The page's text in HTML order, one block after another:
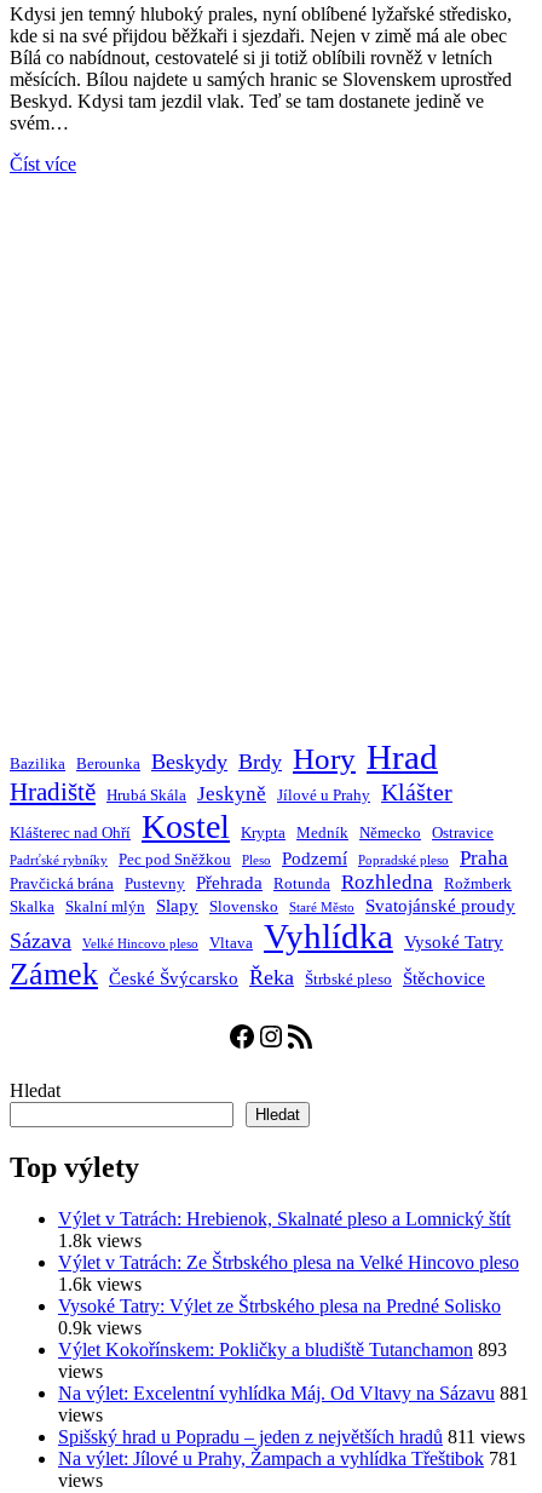
Kdysi jen temný hluboký prales, nyní oblíbené lyžařské středisko,
kde si na své přijdou běžkaři i sjezdaři. Nejen v zimě má ale obec
Bílá co nabídnout, cestovatelé si ji totiž oblíbili rovněž v letních
měsících. Bílou najdete u samých hranic se Slovenskem uprostřed
Beskyd. Kdysi tam jezdil vlak. Teď se tam dostanete jedině ve
svém…
Číst více
Bazilika Berounka Beskydy Brdy Hory Hrad
Hradiště Hrubá Skála Jeskyně Jílové u Prahy Klášter
Klášterec nad Ohří Kostel Krypta Medník Německo Ostravice
Padrťské rybníky Pec pod Sněžkou Pleso Podzemí Popradské pleso Praha
Pravčická brána Pustevny Přehrada Rotunda Rozhledna
Rožmberk
Skalka
Skalní mlýn Slapy Slovensko Staré Město Svatojánské proudy
Sázava Velké Hincovo pleso Vltava Vyhlídka Vysoké Tatry
Zámek České Švýcarsko Řeka Štrbské pleso Štěchovice
Facebook
Instagram
RSS zdroj
Hledat
Hledat
Top výlety
Výlet v Tatrách: Hrebienok, Skalnaté pleso a Lomnický štít
1.8k views
Výlet v Tatrách: Ze Štrbského plesa na Velké Hincovo pleso
1.6k views
Vysoké Tatry: Výlet ze Štrbského plesa na Predné Solisko
0.9k views
Výlet Kokořínskem: Pokličky a bludiště Tutanchamon 893
views
Na výlet: Excelentní vyhlídka Máj. Od Vltavy na Sázavu 881
views
Spišský hrad u Popradu – jeden z největších hradů 811 views
Na výlet: Jílové u Prahy, Žampach a vyhlídka Třeštibok 781
views